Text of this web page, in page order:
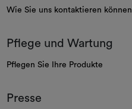
Wie Sie uns kontaktieren können
Pflege und Wartung
Pflegen Sie Ihre Produkte
Presse